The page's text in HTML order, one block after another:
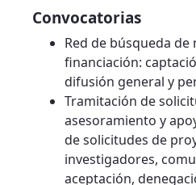
Convocatorias
Red de búsqueda
financiación:
difusión general y
Tramitación de
asesoramiento y
de solicitudes de
investigadores,
aceptación,